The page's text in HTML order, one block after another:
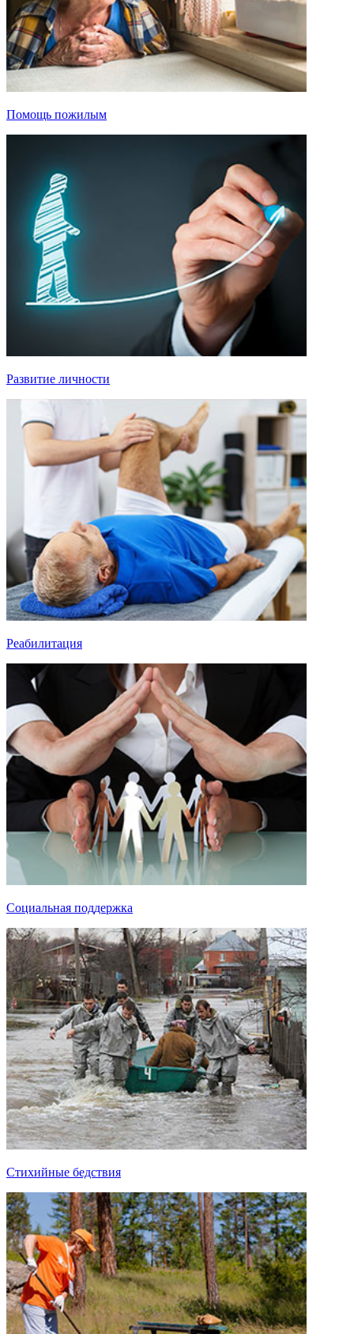
Помощь пожилым
Развитие личности
Реабилитация
Социальная поддержка
Стихийные бедствия